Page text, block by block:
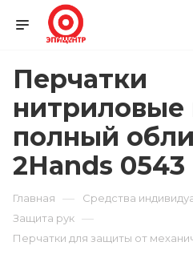
Перчатки
полный
2Hands 0543
Главная — Средства
Защита рук —
Перчатки для защиты от